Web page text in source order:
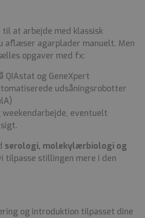
at arbejde med klassisk
aflæser agarplader manuelt. Men
opgaver med fx:
QIAstat og GeneXpert
udsåningsrobotter
eventuelt
serologi, molekylærbiologi og
tilpasse stillingen mere i den
og introduktion tilpasset dine